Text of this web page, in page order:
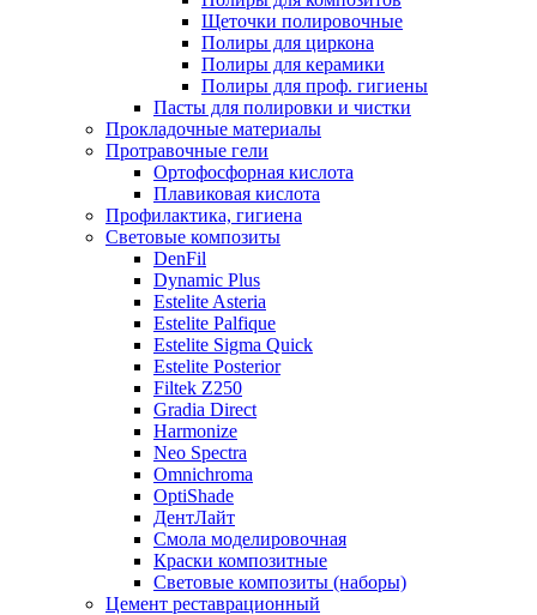
Щеточки полировочные
Полиры для циркона
Полиры для керамики
Полиры для проф. гигиены
Пасты для полировки и чистки
Прокладочные материалы
Протравочные гели
Ортофосфорная кислота
Плавиковая кислота
Профилактика, гигиена
Световые композиты
DenFil
Dynamic Plus
Estelite Asteria
Estelite Palfique
Estelite Sigma Quick
Estelite Posterior
Filtek Z250
Gradia Direct
Harmonize
Neo Spectra
Omnichroma
OptiShade
ДентЛайт
Смола моделировочная
Краски композитные
Световые композиты (наборы)
Цемент реставрационный